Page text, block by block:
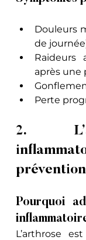
Douleurs
de
Raideurs
après une
Perte
2.
Pourquoi
L’arthrose